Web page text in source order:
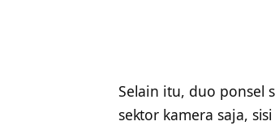
Selain itu, duo ponsel
sektor kamera saja,